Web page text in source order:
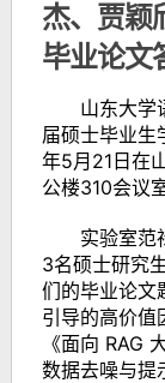
杰、贾颖
毕业论文
山东大学
届硕士毕业
年5月21日在
公楼310会议
实验室范
3名硕士研究
们的毕业论文
引导的高价值
《面向 RAG
数据去噪与提